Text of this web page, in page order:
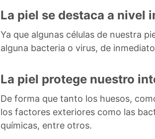
La piel se destaca a nivel
Ya que algunas células de nuestra
alguna bacteria o virus, de
La piel protege nuestro
De forma que tanto los huesos,
los factores exteriores como las
químicas, entre otros.